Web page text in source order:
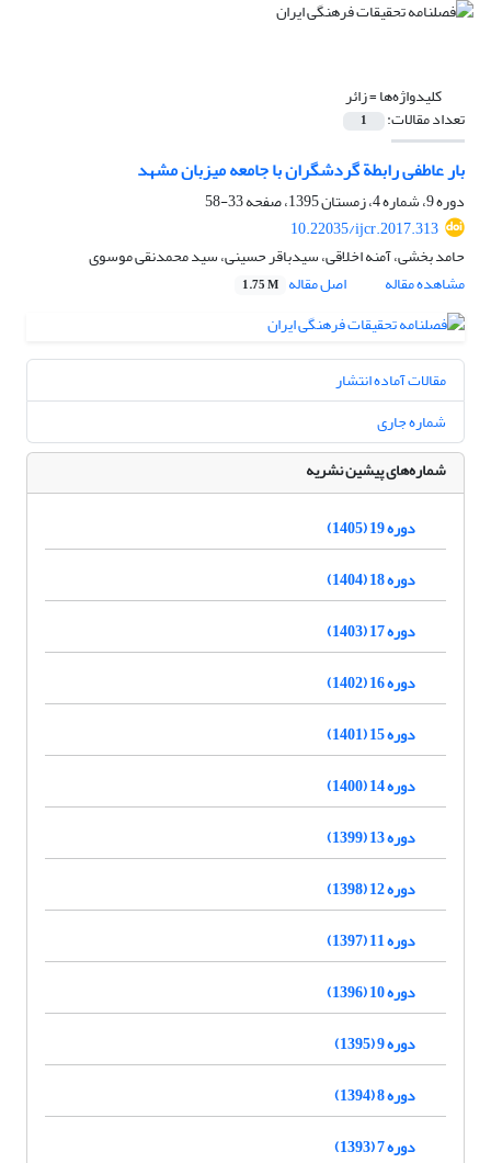
کلیدواژه‌ها =زائر
تعداد مقالات: 1
بار عاطفی رابطة گردشگران با جامعه میزبان مشهد
دوره 9، شماره 4، زمستان 1395، صفحه
33-58
10.22035/ijcr.2017.313
حامد بخشی، آمنه اخلاقی، سیدباقر حسینی، سید محمدنقی موسوی
مشاهده مقاله
اصل مقاله 1.75 M
مقالات آماده انتشار
شماره جاری
شماره‌های پیشین نشریه
دوره 19 (1405)
دوره 18 (1404)
دوره 17 (1403)
دوره 16 (1402)
دوره 15 (1401)
دوره 14 (1400)
دوره 13 (1399)
دوره 12 (1398)
دوره 11 (1397)
دوره 10 (1396)
دوره 9 (1395)
دوره 8 (1394)
دوره 7 (1393)